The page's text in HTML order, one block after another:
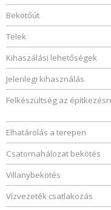
Bekötőút
Telek
Kihaszálási lehetőségek
Jelenlegi kihasználás
Felkészültség az
Elhatárolás a terepen
Csatornahálozat bekötés
Villanybekötés
Vízvezeték csatlakozás